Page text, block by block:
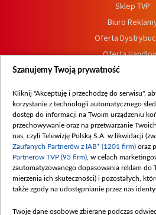
Sklep TVP
Biuro
Oferta
Oferta
Dostępność
Procedura zgłoszeń
Szanujemy Twoją prywatność
Kliknij "Akceptuję i przechodzę do serwisu",
korzystanie z technologii automatycznego
dostęp do informacji na Twoim urządzeniu
przechowywanie oraz na przetwarzanie
nas, czyli Telewizję Polską S.A. w likwidacji
Zaufanych Partnerów z IAB* (1201 firm) oraz
Partnerów TVP (93 firm) , w celach
zautomatyzowanego dopasowania reklam do
mierzenia ich skuteczności) i pozostałych,
także zgody na udostępnianie przez nas
Twoje dane osobowe zbierane podczas